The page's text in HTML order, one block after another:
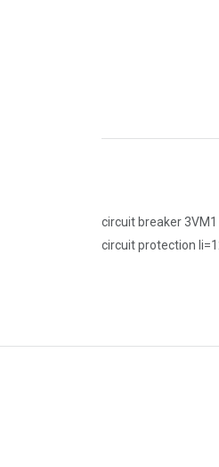
circuit breaker
circuit protection